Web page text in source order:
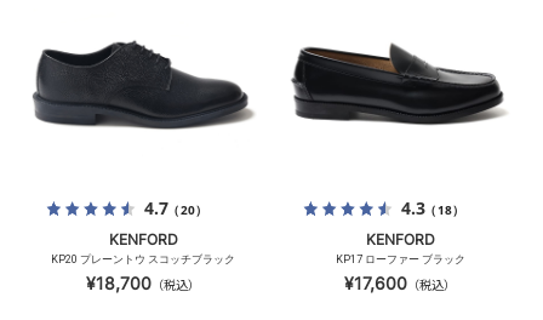
4.7（20）
KENFORD
KP20 プレーントウ スコッチブラック
¥18,700 （税込）
4.3（18）
KENFORD
KP17 ローファー ブラック
¥17,600 （税込）